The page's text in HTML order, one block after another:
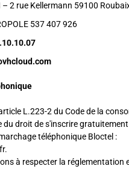
– 2 rue Kellermann 59100
537 407 926
L.223-2 du Code de la
du droit de s'inscrire
téléphonique Bloctel :
.
à respecter la réglementation